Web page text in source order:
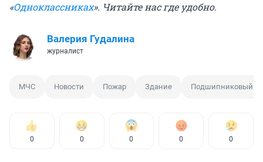
«Одноклассниках». Читайте нас где удобно.
Валерия Гудалина
журналист
МЧС Новости Пожар Здание Подшипниковый
0 0 0 0 0